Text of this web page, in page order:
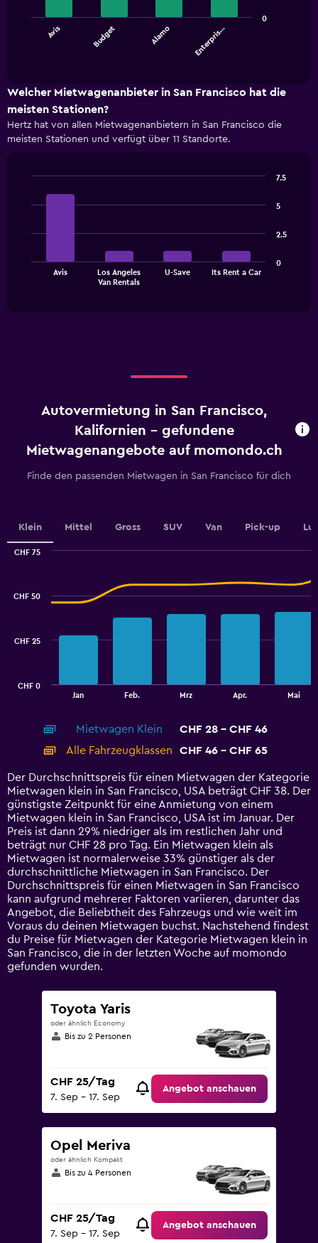
X
axis
displaying
categories.
Range:
chart
displaying
values.
Avis Budget Alamo Enterpris…
0
Welcher Mietwagenanbieter in San Francisco hat die
meisten Stationen?
Hertz hat von allen Mietwagenanbietern in San Francisco die
meisten Stationen und verfügt über 11 Standorte.
bars.
The
The
1
axis
Range:
0
to
Avis
Los Angeles
Van Rentals
U-Save Its Rent a Car
0
2.5
5
7.5
Autovermietung in San Francisco,
Kalifornien - gefundene
Mietwagenangebote auf momondo.ch
Finde den passenden Mietwagen in San Francisco für dich
Klein Mittel Gross SUV Van Pick-up
displaying
categories.
14
categories.
The
chart
has
1
Y
axis
displaying
values.
Range:
0
to
75.
Jan Feb. Mrz Apr. Mai
CHF 0
CHF 25
CHF 50
CHF 75
End
Mietwagen Klein
CHF 28 - CHF 46
Alle Fahrzeugklassen
CHF 46 - CHF 65
Der Durchschnittspreis für einen Mietwagen der Kategorie
Mietwagen klein in San Francisco, USA beträgt CHF 38. Der
günstigste Zeitpunkt für eine Anmietung von einem
Mietwagen klein in San Francisco, USA ist im Januar. Der
Preis ist dann 29% niedriger als im restlichen Jahr und
beträgt nur CHF 28 pro Tag. Ein Mietwagen klein als
Mietwagen ist normalerweise 33% günstiger als der
durchschnittliche Mietwagen in San Francisco. Der
Durchschnittspreis für einen Mietwagen in San Francisco
kann aufgrund mehrerer Faktoren variieren, darunter das
Angebot, die Beliebtheit des Fahrzeugs und wie weit im
Voraus du deinen Mietwagen buchst. Nachstehend findest
du Preise für Mietwagen der Kategorie Mietwagen klein in
San Francisco, die in der letzten Woche auf momondo
gefunden wurden.
Toyota Yaris
oder ähnlich Economy
Bis zu 2 Personen
CHF 25/Tag
7. Sep – 17. Sep
Angebot anschauen
Opel Meriva
oder ähnlich Kompakt
Bis zu 4 Personen
CHF 25/Tag
7. Sep – 17. Sep
Angebot anschauen